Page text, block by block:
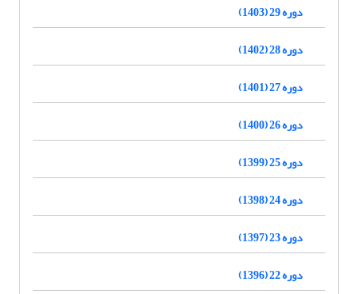
دوره 29 (1403)
دوره 28 (1402)
دوره 27 (1401)
دوره 26 (1400)
دوره 25 (1399)
دوره 24 (1398)
دوره 23 (1397)
دوره 22 (1396)